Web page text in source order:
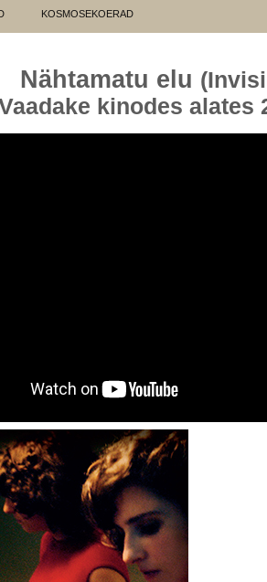
KOSMOSEKOERAD
Nähtamatu elu
kinodes alates